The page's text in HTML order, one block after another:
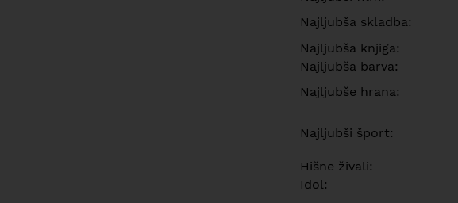
Najljubša skladba:
Najljubša knjiga:
Najljubša barva:
Najljubše hrana:
Najljubši šport:
Hišne živali:
Idol: